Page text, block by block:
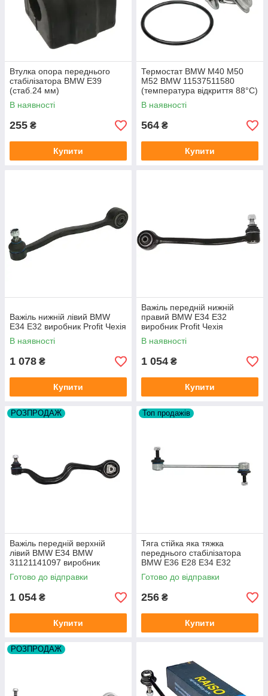
Втулка опора переднього
стабілізатора BMW E39
(стаб.24 мм)
В наявності
255 ₴
Купити
Термостат BMW M40 M50
M52 BMW 11537511580
(температура відкриття 88°С)
виробник MEYLE Німеччина
В наявності
564 ₴
Купити
Важіль нижній лівий BMW
E34 E32 виробник Profit Чехія
В наявності
1 078 ₴
Купити
Важіль передній нижній
правий BMW E34 E32
виробник Profit Чехія
В наявності
1 054 ₴
Купити
РОЗПРОДАЖ
Важіль передній верхній
лівий BMW E34 BMW
31121141097 виробник
FORTUNE LINE Польща
Готово до відправки
1 054 ₴
Купити
Топ продажів
Тяга стійка яка тяжка
переднього стабілізатора
BMW E36 E28 E34 E32
виробник TEKNOROT Турция
Готово до відправки
256 ₴
Купити
РОЗПРОДАЖ